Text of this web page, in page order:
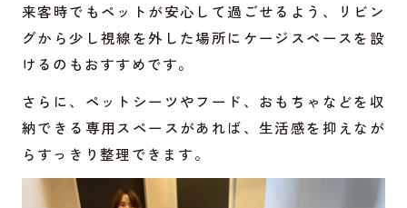
来客時でもペットが安心して過ごせるよう、リビン
グから少し視線を外した場所にケージスペースを設
けるのもおすすめです。
さらに、ペットシーツやフード、おもちゃなどを収
納できる専用スペースがあれば、生活感を抑えなが
らすっきり整理できます。